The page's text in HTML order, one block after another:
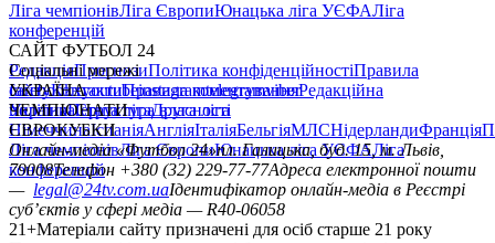
Ліга чемпіонівЛіга ЄвропиЮнацька ліга УЄФАЛіга
конференцій
САЙТ ФУТБОЛ 24
РедакціяПрогнозиПолітика конфіденційностіПравила
сайтуКонтактиПравила коментуванняРедакційна
політикаСтруктура власності
Соціальні мережі
facebookxyoutubeinstagramtelegramviber
УКРАЇНА
УкраїнаПерша лігаДруга ліга
ЧЕМПІОНАТИ
НімеччинаІспаніяАнгліяІталіяБельгіяМЛСНідерландиФранція
ЄВРОКУБКИ
Ліга чемпіонівЛіга ЄвропиЮнацька ліга УЄФАЛіга
конференцій
Онлайн-медіа «Футбол 24»пл. Галицька, буд. 15, м. Львів,
79008Телефон +380 (32) 229-77-77Адреса електронної пошти
— legal@24tv.com.uaІдентифікатор онлайн-медіа в Реєстрі
суб’єктів у сфері медіа — R40-06058
21+Матеріали сайту призначені для осіб старше 21 року